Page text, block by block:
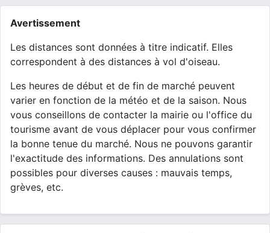
Avertissement
Les distances sont données à titre indicatif. Elles
correspondent à des distances à vol d'oiseau.
Les heures de début et de fin de marché peuvent
varier en fonction de la météo et de la saison. Nous
vous conseillons de contacter la mairie ou l'office du
tourisme avant de vous déplacer pour vous confirmer
la bonne tenue du marché. Nous ne pouvons garantir
l'exactitude des informations. Des annulations sont
possibles pour diverses causes : mauvais temps,
grèves, etc.